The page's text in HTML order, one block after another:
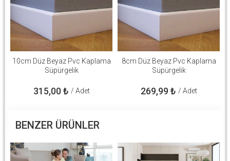
10cm Düz Beyaz Pvc Kaplama
Süpürgelik
315,00₺ / Adet
8cm Düz Beyaz Pvc Kaplama
Süpürgelik
269,99₺ / Adet
BENZER ÜRÜNLER